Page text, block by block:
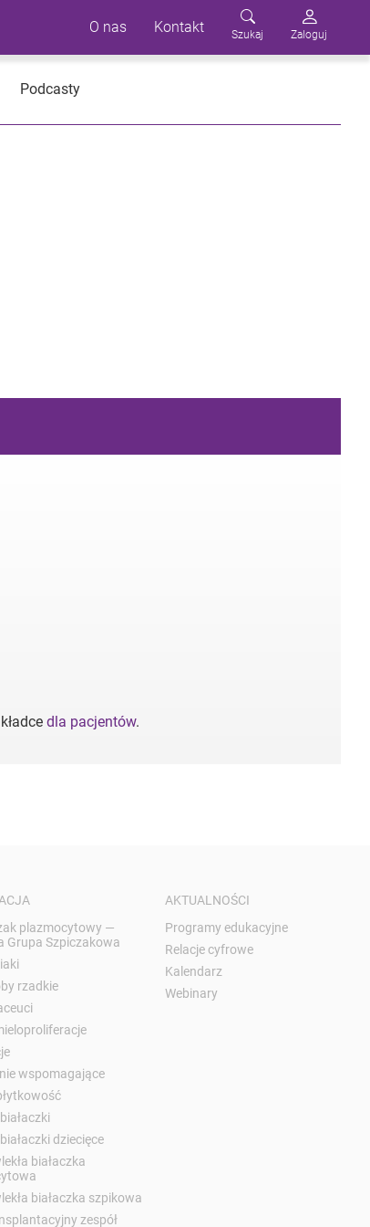
O nas Kontakt Szukaj Zaloguj
Podcasty
dla pacjentów.
plazmocytowy —
Grupa Szpiczakowa
rzadkie
wspomagające
dziecięce
białaczka
białaczka szpikowa
zespół
AKTUALNOŚCI
Programy edukacyjne
Relacje cyfrowe
Kalendarz
Webinary